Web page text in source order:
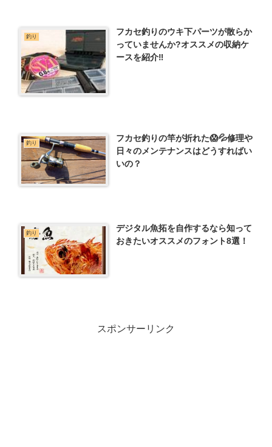
釣り
フカセ釣りのウキ下パーツが散らか
っていませんか?オススメの収納ケ
ースを紹介‼️
釣り
フカセ釣りの竿が折れた😱💦修理や
日々のメンテナンスはどうすればい
いの？
釣り
デジタル魚拓を自作するなら知って
おきたいオススメのフォント8選！
スポンサーリンク